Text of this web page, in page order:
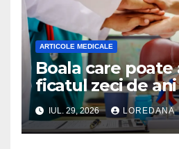
ARTICOLE MEDICALE
Boala care poate
ficatul zeci de
evidente. Medicii
că este
prea târziu
IUL. 29, 2026 LOREDANA